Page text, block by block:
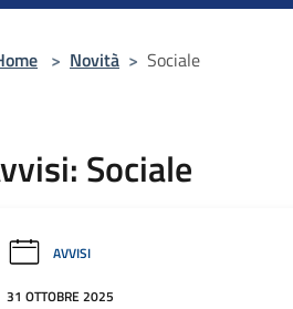
> Novità > Sociale
Sociale
AVVISI
31 OTTOBRE 2025